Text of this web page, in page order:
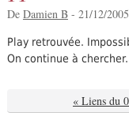
De Damien B- 21/12/
Play retrouvée.
On continue à
« Liens du